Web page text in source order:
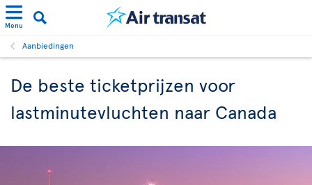
Menu
Aanbiedingen
De beste ticketprijzen voor
lastminutevluchten naar Canada